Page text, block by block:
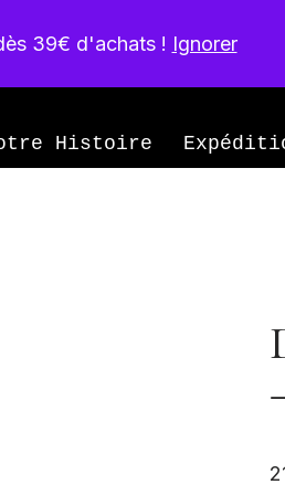
39€ d'achats ! Ignorer
Histoire